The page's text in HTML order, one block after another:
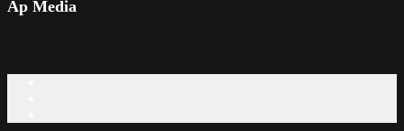
Ap Media